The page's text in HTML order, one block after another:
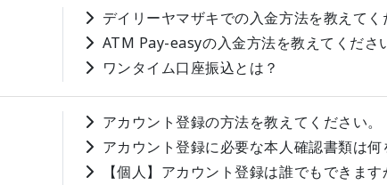
デイリーヤマザキでの入金方法を教えてく
ATM Pay-easyの入金方法を教えてくださ
ワンタイム口座振込とは？
アカウント登録の方法を教えてください。
アカウント登録に必要な本人確認書類は
【個人】アカウント登録は誰でもできます